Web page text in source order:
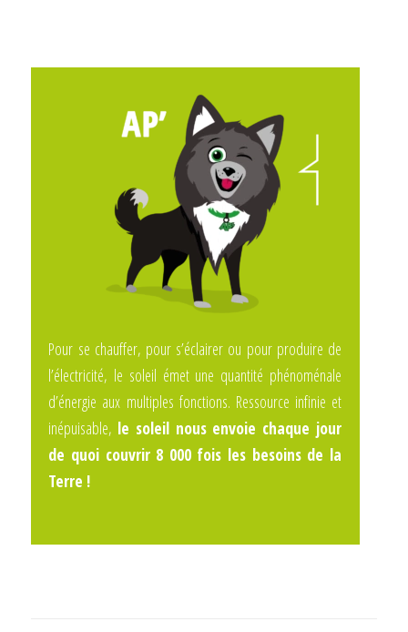
Pour se chauffer, pour s’éclairer ou pour produire de
l’électricité, le soleil émet une quantité phénoménale
d’énergie aux multiples fonctions. Ressource infinie et
inépuisable, le soleil nous envoie chaque jour
de quoi couvrir 8 000 fois les besoins de la
Terre !